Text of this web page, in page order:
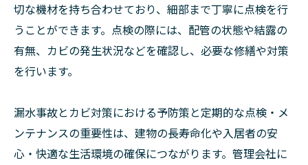
切な機材を持ち合わせており、細部まで丁寧に点検を行
うことができます。点検の際には、配管の状態や結露の
有無、カビの発生状況などを確認し、必要な修繕や対策
を行います。
漏水事故とカビ対策における予防策と定期的な点検・メ
ンテナンスの重要性は、建物の長寿命化や入居者の安
心・快適な生活環境の確保につながります。管理会社に